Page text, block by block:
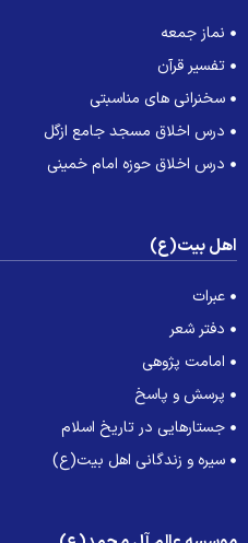
نماز جمعه
تفسیر قرآن
سخنرانی های مناسبتی
درس اخلاق مسجد جامع ازگل
درس اخلاق حوزه امام خمینی
بیت(ع)
عبرات
دفتر شعر
امامت پژوهی
پرسش و پاسخ
جستارهایی در تاریخ اسلام
سیره و زندگانی اهل بیت(ع)